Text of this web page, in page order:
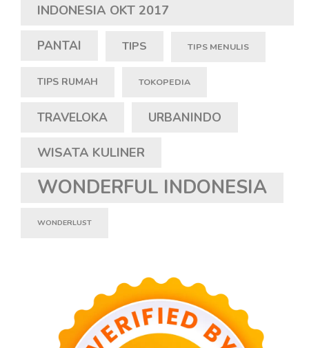
INDONESIA OKT 2017
PANTAI TIPS TIPS MENULIS
TIPS RUMAH TOKOPEDIA
TRAVELOKA URBANINDO
WISATA KULINER
WONDERFUL INDONESIA
WONDERLUST